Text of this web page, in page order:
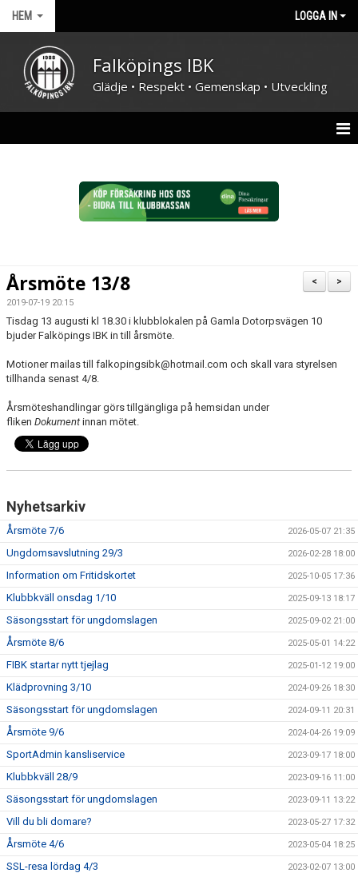
HEM LOGGA IN
Falköpings IBK
Glädje • Respekt • Gemenskap • Utveckling
KALENDER
DOKUMENT
VÅRA LAG
MATCHER
BLI MEDLEM
>
<
Årsmöte 13/8
2019-07-19 20:15
Tisdag 13 augusti kl 18.30 i klubblokalen på Gamla Dotorpsvägen 10
bjuder Falköpings IBK in till årsmöte.
Motioner mailas till falkopingsibk@hotmail.com och skall vara styrelsen
tillhanda senast 4/8.
Årsmöteshandlingar görs tillgängliga på hemsidan under
fliken Dokument innan mötet.
Nyhetsarkiv
Årsmöte 7/6 2026-05-07 21:35
Ungdomsavslutning 29/3 2026-02-28 18:00
Information om Fritidskortet 2025-10-05 17:36
Klubbkväll onsdag 1/10 2025-09-13 18:17
Säsongsstart för ungdomslagen 2025-09-02 21:00
Årsmöte 8/6 2025-05-01 14:22
FIBK startar nytt tjejlag 2025-01-12 19:00
Klädprovning 3/10 2024-09-26 18:30
Säsongsstart för ungdomslagen 2024-09-11 20:31
Årsmöte 9/6 2024-04-26 19:09
SportAdmin kansliservice 2023-09-17 18:00
Klubbkväll 28/9 2023-09-16 11:00
Säsongsstart för ungdomslagen 2023-09-11 13:22
Vill du bli domare? 2023-05-27 17:32
Årsmöte 4/6 2023-05-04 18:25
SSL-resa lördag 4/3 2023-02-07 13:00